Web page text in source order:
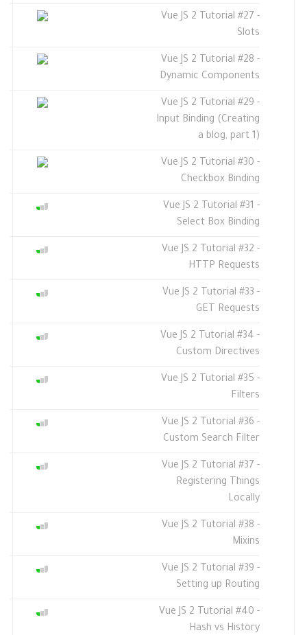
Vue JS 2 Tutorial #27 -
Slots
Vue JS 2 Tutorial #28 -
Dynamic Components
Vue JS 2 Tutorial #29 -
Input Binding (Creating
a blog, part 1)
Vue JS 2 Tutorial #30 -
Checkbox Binding
Vue JS 2 Tutorial #31 -
Select Box Binding
Vue JS 2 Tutorial #32 -
HTTP Requests
Vue JS 2 Tutorial #33 -
GET Requests
Vue JS 2 Tutorial #34 -
Custom Directives
Vue JS 2 Tutorial #35 -
Filters
Vue JS 2 Tutorial #36 -
Custom Search Filter
Vue JS 2 Tutorial #37 -
Registering Things
Locally
Vue JS 2 Tutorial #38 -
Mixins
Vue JS 2 Tutorial #39 -
Setting up Routing
Vue JS 2 Tutorial #40 -
Hash vs History